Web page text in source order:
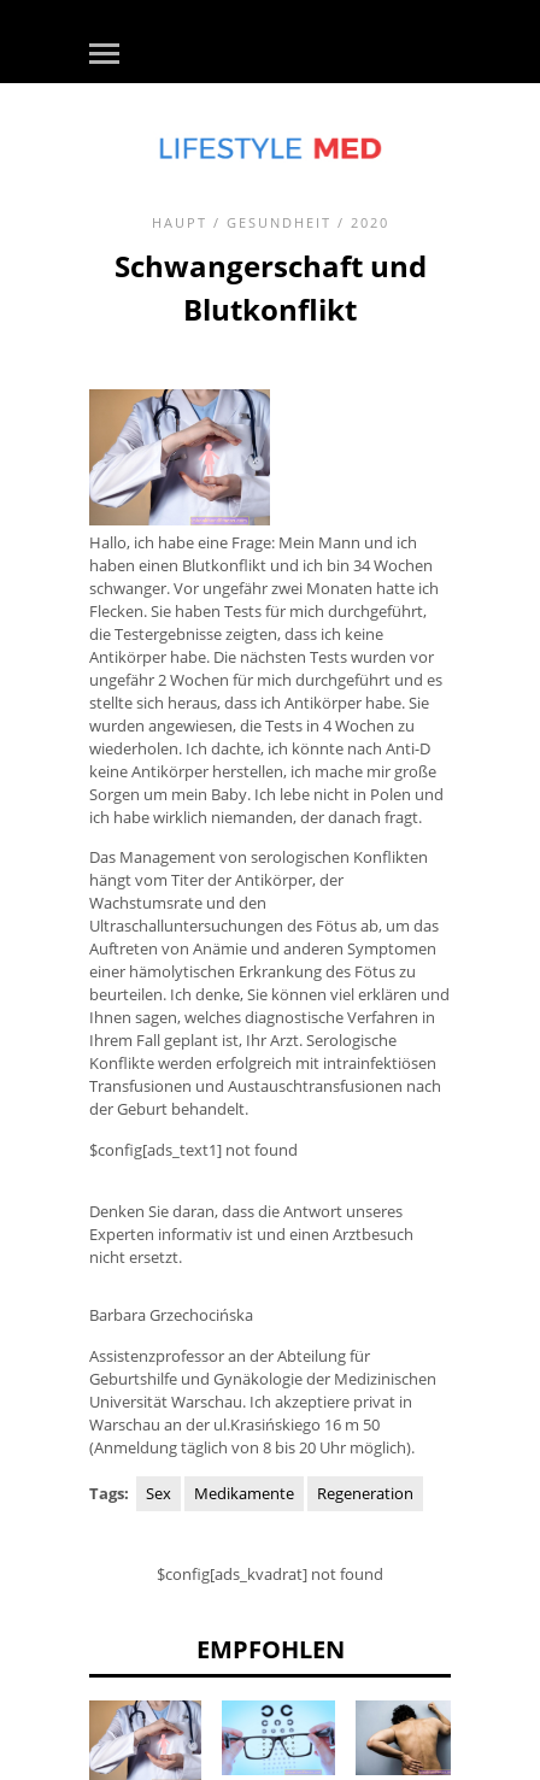
HAUPT / GESUNDHEIT / 2020
Schwangerschaft und
Blutkonflikt
Hallo, ich habe eine Frage: Mein Mann und ich
haben einen Blutkonflikt und ich bin 34 Wochen
schwanger. Vor ungefähr zwei Monaten hatte ich
Flecken. Sie haben Tests für mich durchgeführt,
die Testergebnisse zeigten, dass ich keine
Antikörper habe. Die nächsten Tests wurden vor
ungefähr 2 Wochen für mich durchgeführt und es
stellte sich heraus, dass ich Antikörper habe. Sie
wurden angewiesen, die Tests in 4 Wochen zu
wiederholen. Ich dachte, ich könnte nach Anti-D
keine Antikörper herstellen, ich mache mir große
Sorgen um mein Baby. Ich lebe nicht in Polen und
ich habe wirklich niemanden, der danach fragt.
Das Management von serologischen Konflikten
hängt vom Titer der Antikörper, der
Wachstumsrate und den
Ultraschalluntersuchungen des Fötus ab, um das
Auftreten von Anämie und anderen Symptomen
einer hämolytischen Erkrankung des Fötus zu
beurteilen. Ich denke, Sie können viel erklären und
Ihnen sagen, welches diagnostische Verfahren in
Ihrem Fall geplant ist, Ihr Arzt. Serologische
Konflikte werden erfolgreich mit intrainfektiösen
Transfusionen und Austauschtransfusionen nach
der Geburt behandelt.
$config[ads_text1] not found
Denken Sie daran, dass die Antwort unseres
Experten informativ ist und einen Arztbesuch
nicht ersetzt.
Barbara Grzechocińska
Assistenzprofessor an der Abteilung für
Geburtshilfe und Gynäkologie der Medizinischen
Universität Warschau. Ich akzeptiere privat in
Warschau an der ul.Krasińskiego 16 m 50
(Anmeldung täglich von 8 bis 20 Uhr möglich).
Tags: Sex Medikamente Regeneration
$config[ads_kvadrat] not found
EMPFOHLEN